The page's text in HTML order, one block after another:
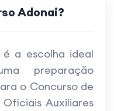
Adonai?
a escolha ideal
preparação
o Concurso de
Auxiliares